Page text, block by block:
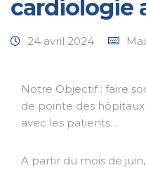
cardiologie
24 avril 2024
Notre Objectif : faire
de pointe des
avec les patients…
A partir du mois de